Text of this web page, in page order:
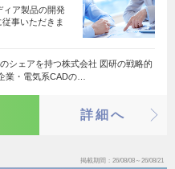
ィア製品の開発
事いただきま
シェアを持つ株式会社 図研の戦略的
業・電気系CADの…
詳細へ
掲載期間 26/08/08～26/08/21